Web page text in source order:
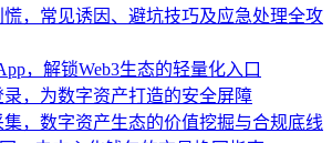
慌，常见诱因、避坑技巧及应急处理全攻
，解锁Web3生态的轻量化入口
录，为数字资产打造的安全屏障
集，数字资产生态的价值挖掘与合规底线